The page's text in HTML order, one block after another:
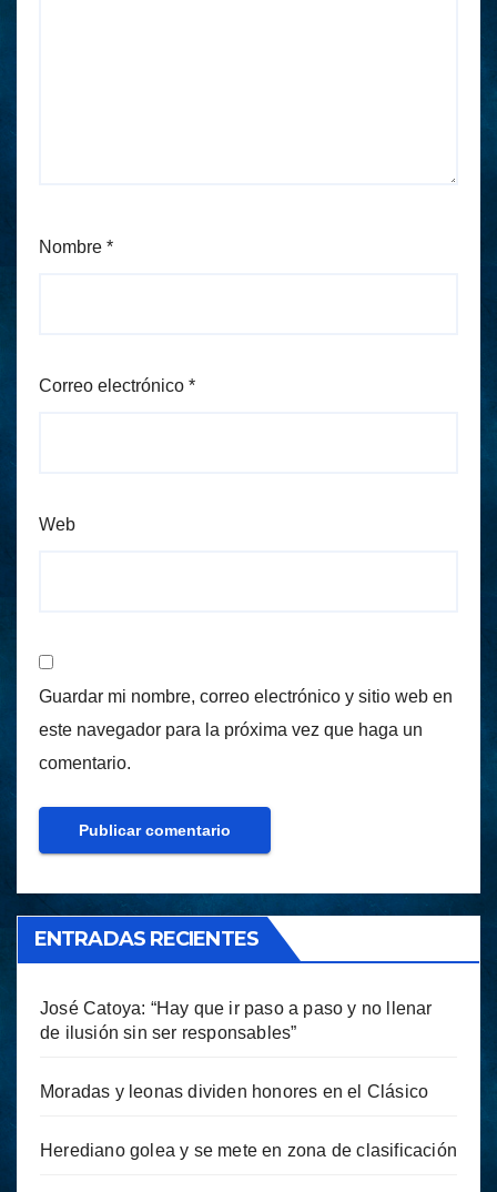
Nombre *
Correo electrónico *
Web
Guardar mi nombre, correo electrónico y sitio web en
este navegador para la próxima vez que haga un
comentario.
ENTRADAS RECIENTES
José Catoya: “Hay que ir paso a paso y no llenar
de ilusión sin ser responsables”
Moradas y leonas dividen honores en el Clásico
Herediano golea y se mete en zona de clasificación